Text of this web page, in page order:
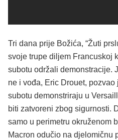
Tri dana prije Božića, “Žuti
svoje trupe diljem Francuskoj
subotu održali demonstracije.
ne i vođa, Eric Drouet, pozvao
subotu demonstriraju u
biti zatvoreni zbog sigurnosti.
samo u perimetru okruženom
Macron odučio na djelomičnu